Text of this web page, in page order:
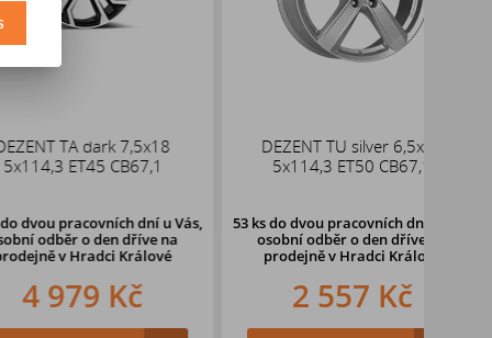
dark 7,5x18
ET45 CB67,1
dní u Vás,
o den dřívena
Hradci Králové
Kč
DEZENT TU silver 6,5x16
5x114,3 ET50 CB67,1
53 ks
do dvou pracovních dní u Vás,
osobní odběr o den dřívena
prodejně v Hradci Králové
2 557 Kč